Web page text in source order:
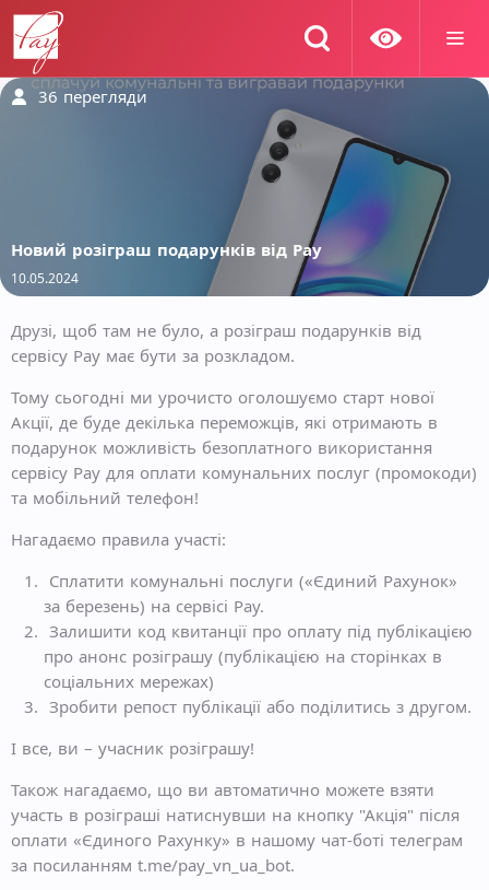
36 перегляди
Новий розіграш подарунків від Pay
10.05.2024
Друзі, щоб там не було, а розіграш подарунків від
сервісу Pay має бути за розкладом.
Тому сьогодні ми урочисто оголошуємо старт нової
Акції, де буде декілька переможців, які отримають в
подарунок можливість безоплатного використання
сервісу Pay для оплати комунальних послуг (промокоди)
та мобільний телефон!
Нагадаємо правила участі:
Сплатити комунальні послуги («Єдиний Рахунок»
за березень) на сервісі Pay.
Залишити код квитанції про оплату під публікацією
про анонс розіграшу (публікацією на сторінках в
соціальних мережах)
Зробити репост публікації або поділитись з другом.
І все, ви – учасник розіграшу!
Також нагадаємо, що ви автоматично можете взяти
участь в розіграші натиснувши на кнопку "Акція" після
оплати «Єдиного Рахунку» в нашому чат-боті телеграм
за посиланням t.me/pay_vn_ua_bot.